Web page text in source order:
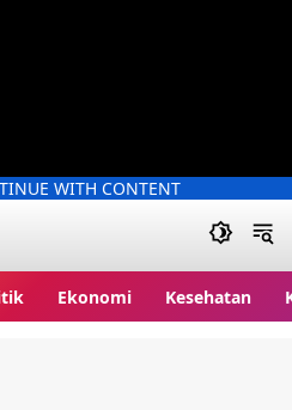
WITH CONTENT
Ekonomi Kesehatan